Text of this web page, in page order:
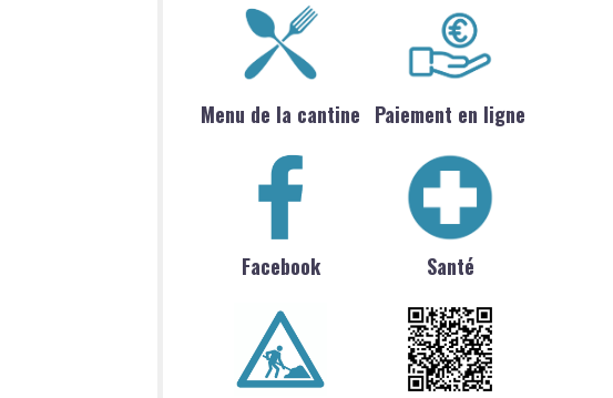
Menu de la cantine Paiement en ligne
Facebook Santé